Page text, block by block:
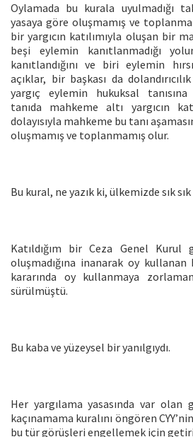
Oylamada bu kurala uyulmadığı
yasaya göre oluşmamış ve
bir yargıcın katılımıyla oluşan bir
beşi eylemin kanıtlanmadığı
kanıtlandığını ve biri eylemin
açıklar, bir başkası da
yargıç eylemin hukuksal tanısına
tanıda mahkeme altı yargıcın
dolayısıyla mahkeme bu tanı
oluşmamış ve toplanmamış olur.
Bu kural, ne yazık ki, ülkemizde sık
Katıldığım bir Ceza Genel Kurul
oluşmadığına inanarak oy kullanan
kararında oy kullanmaya
sürülmüştü.
Bu kaba ve yüzeysel bir yanılgıydı.
Her yargılama yasasında var olan
kaçınamama kuralını öngören
bu tür görüşleri engellemek için